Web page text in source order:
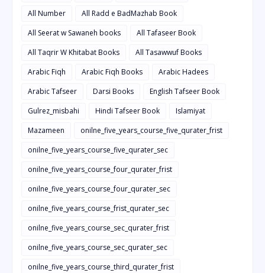
All Number
All Radd e BadMazhab Book
All Seerat w Sawaneh books
All Tafaseer Book
All Taqrir W Khitabat Books
All Tasawwuf Books
Arabic Fiqh
Arabic Fiqh Books
Arabic Hadees
Arabic Tafseer
Darsi Books
English Tafseer Book
Gulrez_misbahi
Hindi Tafseer Book
Islamiyat
Mazameen
onilne_five_years_course_five_qurater_frist
onilne_five_years_course_five_qurater_sec
onilne_five_years_course_four_qurater_frist
onilne_five_years_course_four_qurater_sec
onilne_five_years_course_frist_qurater_sec
onilne_five_years_course_sec_qurater_frist
onilne_five_years_course_sec_qurater_sec
onilne_five_years_course_third_qurater_frist